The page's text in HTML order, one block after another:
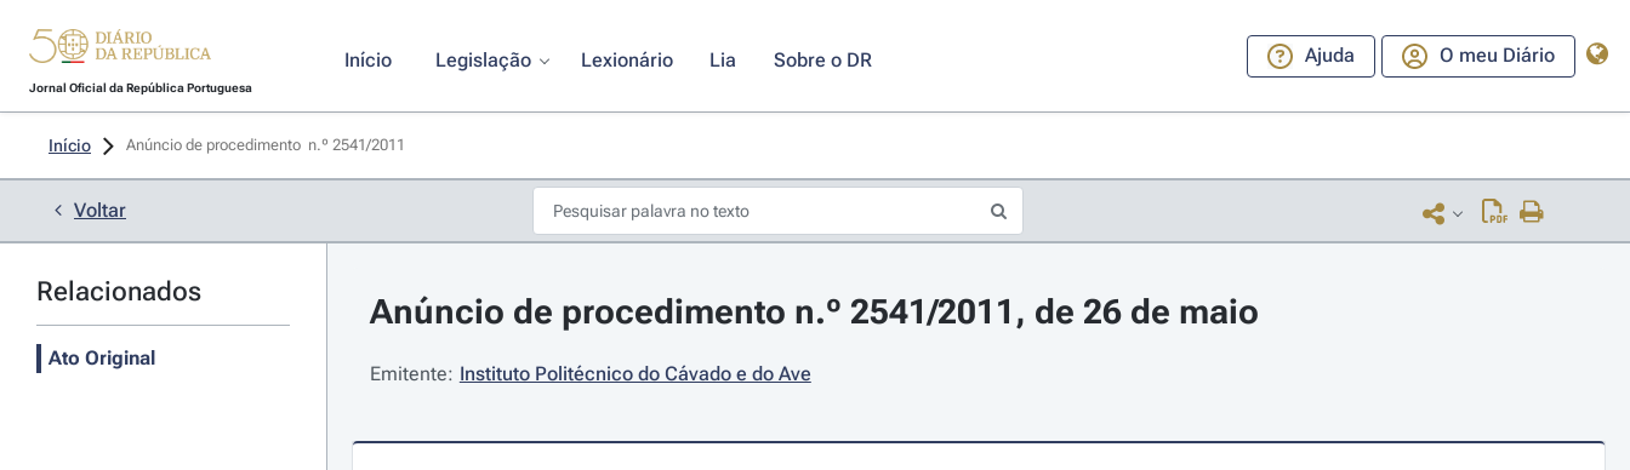
Jornal Oficial da República Portuguesa
Início Legislação Lexionário Lia Sobre o DR Ajuda O meu Diário
Início Anúncio de procedimento  n.º 2541/2011
Voltar
Relacionados
Ato Original
Anúncio de procedimento n.º 2541/2011, de 26 de maio
Emitente: Instituto Politécnico do Cávado e do Ave